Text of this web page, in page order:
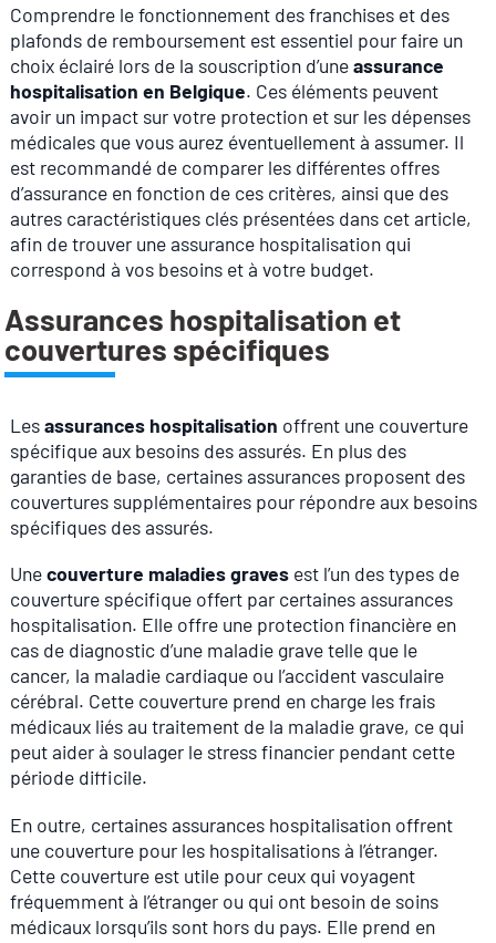
Comprendre le fonctionnement des franchises et des
plafonds de remboursement est essentiel pour faire un
choix éclairé lors de la souscription d’uneassurance
hospitalisation en Belgique. Ces éléments peuvent
avoir un impact sur votre protection et sur les dépenses
médicales que vous aurez éventuellement à assumer. Il
est recommandé de comparer les différentes offres
d’assurance en fonction de ces critères, ainsi que des
autres caractéristiques clés présentées dans cet article,
afin de trouver une assurance hospitalisation qui
correspond à vos besoins et à votre budget.
Assurances hospitalisation et
couvertures spécifiques
Lesassurances hospitalisation offrent une couverture
spécifique aux besoins des assurés. En plus des
garanties de base, certaines assurances proposent des
couvertures supplémentaires pour répondre aux besoins
spécifiques des assurés.
Unecouverture maladies graves est l’un des types de
couverture spécifique offert par certaines assurances
hospitalisation. Elle offre une protection financière en
cas de diagnostic d’une maladie grave telle que le
cancer, la maladie cardiaque ou l’accident vasculaire
cérébral. Cette couverture prend en charge les frais
médicaux liés au traitement de la maladie grave, ce qui
peut aider à soulager le stress financier pendant cette
période difficile.
En outre, certaines assurances hospitalisation offrent
une couverture pour les hospitalisations à l’étranger.
Cette couverture est utile pour ceux qui voyagent
fréquemment à l’étranger ou qui ont besoin de soins
médicaux lorsqu’ils sont hors du pays. Elle prend en